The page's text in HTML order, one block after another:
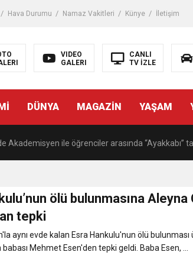
Hava Durumu Namaz Vakitleri Künye İletişim
VIDEO
GALERI
CANLI
TV İZLE
DÜNYA MAGAZİN YAŞAM
16 kişi hayatını kaybetti
Akademisyen ile öğrenciler arasında “Ayakkabı”
gemide bilanço ağırlaşıyor
üniversiteli kıza cinsel saldırıya kalkıştı
ölü bulunmasına Aleyna
tepki
aynı evde kalan Esra Hankulu'nun ölü bulunması
babası Mehmet Esen'den tepki geldi. Baba Esen, ...